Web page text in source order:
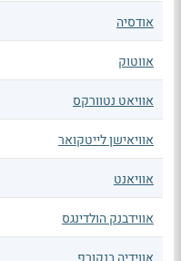
אודסיה
אווטוק
אוויאט נטוורקס
אוויאישן לייטקואר
אוויאנט
אווידבנק הולדינגס